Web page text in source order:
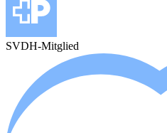
SVDH-Mitglied